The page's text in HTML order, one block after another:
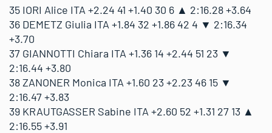
35 IORI Alice ITA +2.24 41 +1.40 30 6 ▲ 2:16.28 +3.64
36 DEMETZ Giulia ITA +1.84 32 +1.86 42 4 ▼ 2:16.34
+3.70
37 GIANNOTTI Chiara ITA +1.36 14 +2.44 51 23 ▼
2:16.44 +3.80
38 ZANONER Monica ITA +1.60 23 +2.23 46 15 ▼
2:16.47 +3.83
39 KRAUTGASSER Sabine ITA +2.60 52 +1.31 27 13 ▲
2:16.55 +3.91